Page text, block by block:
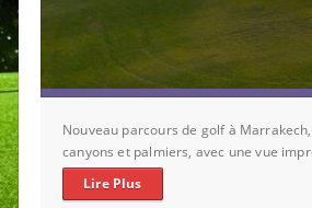
Nouveau parcours de golf à
canyons et palmiers, avec une vue
Lire Plus